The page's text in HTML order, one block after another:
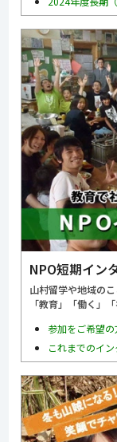
NPO短期イン
山村留学や地域の
「教育」「働く」
参加をご希望
これまでのイ